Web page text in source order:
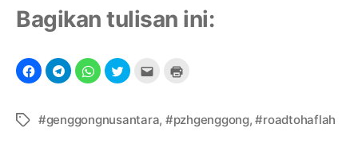
Bagikan tulisan ini:
T
#genggongnusantara, #pzhgenggong,#roadtohaflah